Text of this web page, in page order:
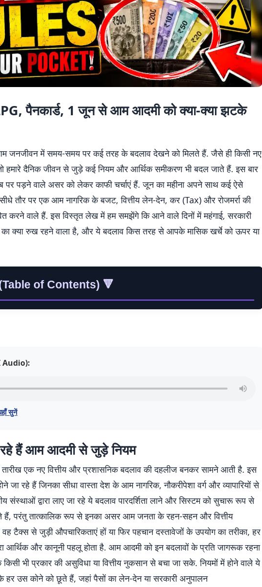
पैनकार्ड, 1 जून से आम आदमी को क्या-क्या झटके
जनजीवन में समय-समय पर कई तरह के बदलाव देखने को मिलते हैं. जैसे ही किसी नए
हमारे दैनिक जीवन से जुड़े कई नियम और आर्थिक समीकरण भी बदल जाते हैं. इस बार
पड़ने वाले असर को लेकर काफी चर्चाएं हैं. जून का महीना अपने साथ कई ऐसे
तौर पर एक आम नागरिक के बजट, वित्तीय लेन-देन, कर (Tax) और रोजमर्रा की
करने वाले हैं. इस विस्तृत लेख में हम समझेंगे कि आने वाले दिनों में महंगाई, सरकारी
का क्या रुख रहने वाला है, और ये बदलाव किस तरह से आपके मासिक खर्चे को ऊपर या
of Contents) 🔻
Audio):
सुनें
हैं आम आदमी से जुड़े नियम
एक नए वित्तीय और प्रशासनिक बदलाव की दहलीज बनकर सामने आती है. इस
जा रहे हैं जिनका सीधा वास्ता देश के आम नागरिक, नौकरीपेशा वर्ग और व्यापारियों से
संस्थाओं द्वारा लाए जा रहे ये बदलाव पारदर्शिता लाने और सिस्टम को सुचारू रूप से
हैं, परंतु तात्कालिक रूप से इनका असर आम जनता के रहन-सहन और वित्तीय
टैक्स से जुड़ी औपचारिकताएं हों या फिर पहचान दस्तावेजों के उपयोग का तरीका, हर
आर्थिक और कानूनी पहलू होता है. आम आदमी को इन बदलावों के प्रति जागरूक रहना
भी प्रकार की असुविधा या वित्तीय नुकसान से बचा जा सके. नियमों में होने वाले ये
हर उस कोने को छूते हैं, जहां पैसों का लेन-देन या सरकारी अनुपालन